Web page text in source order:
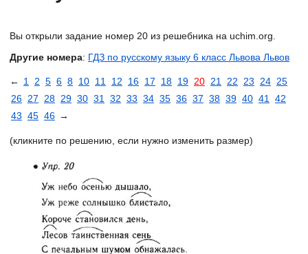
Вы открыли задание номер 20 из решебника на uchim.org.
Другие номера: ГДЗ по русскому языку 6 класс Львова Львов
← 1 2 5 6 8 10 11 12 16 17 18 19 20 21 22 23 24 25
26 27 28 29 30 31 32 33 34 35 36 37 38 39 40 41
42
43 45 46 →
(кликните по решению, если нужно изменить размер)